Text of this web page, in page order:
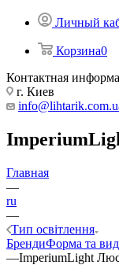
Личный
Корзина0
Контактная
г. Киев
Главная
—
ru
—
Тип освітлення
БрендиФорма та вид
—ImperiumLight